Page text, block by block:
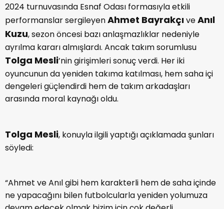
2024 turnuvasında Esnaf Odası formasıyla etkili
performanslar sergileyenAhmet BayrakçıveAnıl
Kuzu, sezon öncesi bazı anlaşmazlıklar nedeniyle
ayrılma kararı almışlardı. Ancak takım sorumlusu
Tolga Mesli’nin girişimleri sonuç verdi. Her iki
oyuncunun da yeniden takıma katılması, hem saha içi
dengeleri güçlendirdi hem de takım arkadaşları
arasında moral kaynağı oldu.
Tolga Mesli, konuyla ilgili yaptığı açıklamada şunları
söyledi:
“Ahmet ve Anıl gibi hem karakterli hem de saha içinde
ne yapacağını bilen futbolcularla yeniden yolumuza